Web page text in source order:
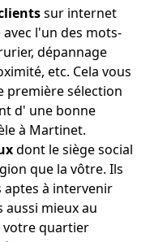
sur internet
l'un des mots-
dépannage
etc. Cela vous
première sélection
d' une bonne
à Martinet.
dont le siège social
que la vôtre. Ils
à intervenir
aussi mieux au
votre quartier